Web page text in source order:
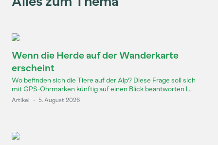
Wenn die Herde auf der Wanderkarte
erscheint
Wo befinden sich die Tiere auf der Alp? Diese Frage soll sich
mit GPS-Ohrmarken künftig auf einen Blick beantworten l...
Artikel · 5. August 2026